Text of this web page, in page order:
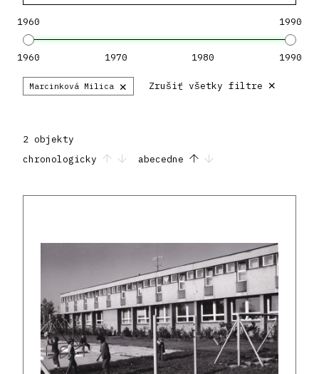
1960 1990
1960 1970 1980 1990
Marcinková Milica × Zrušiť všetky filtre ×
2 objekty
chronologicky
abecedne